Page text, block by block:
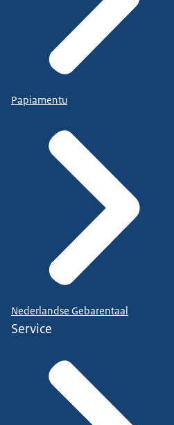
Papiamentu
Nederlandse Gebarentaal
Service